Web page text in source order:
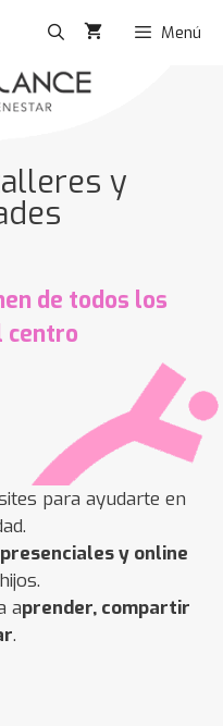
Menú
y
de todos los
centro
para ayudarte en
y online
aprender, compartir
.